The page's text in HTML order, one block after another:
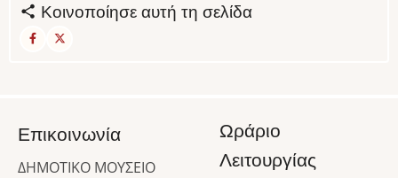
Κοινοποίησε αυτή τη σελίδα
Επικοινωνία
ΔΗΜΟΤΙΚΟ ΜΟΥΣΕΙΟ
Ωράριο
Λειτουργίας